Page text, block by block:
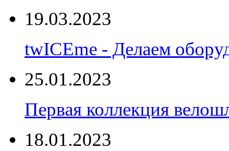
19.03.2023
twICEme - Делаем
25.01.2023
Первая коллекция
18.01.2023